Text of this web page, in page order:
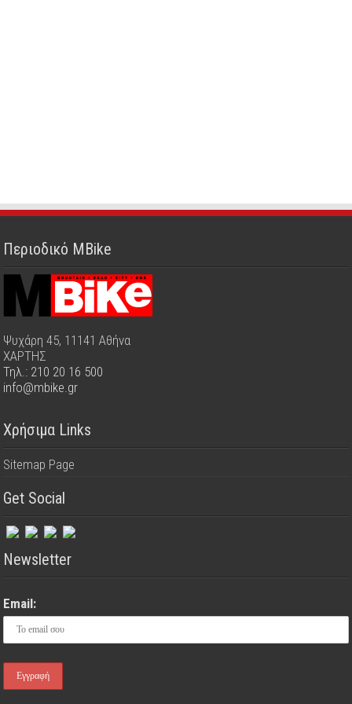
Περιοδικό MBike
Ψυχάρη 45, 11141 Αθήνα
ΧΑΡΤΗΣ
Τηλ.: 210 20 16 500
info@mbike.gr
Χρήσιμα Links
Sitemap Page
Get Social
Newsletter
Email: